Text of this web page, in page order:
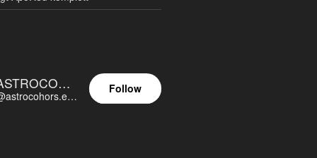
ASTROCOHORS EUNOIA ULTIMA
@astrocohors.eu@astrocohors.eu
Follow